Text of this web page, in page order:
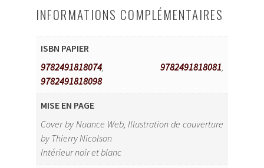
INFORMATIONS COMPLÉMENTAIRES
ISBN PAPIER
9782491818074, 9782491818081,
9782491818098
MISE EN PAGE
Cover by Nuance Web, Illustration de couverture
by Thierry Nicolson
Intérieur noir et blanc